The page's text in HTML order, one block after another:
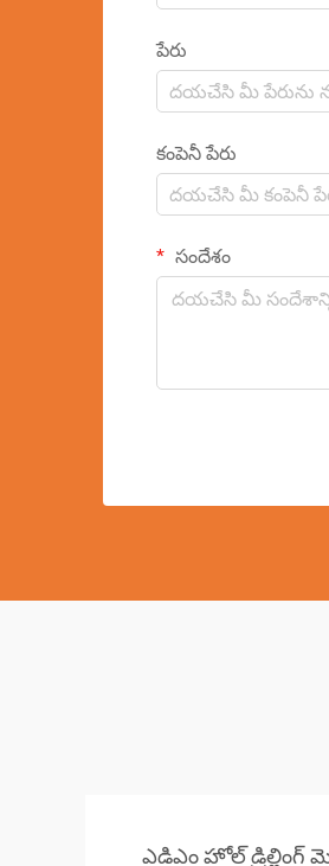
పేరు
కంపెనీ పేరు
సందేశం
ఎడిఎం హోల్ డ్రిల్లింగ్